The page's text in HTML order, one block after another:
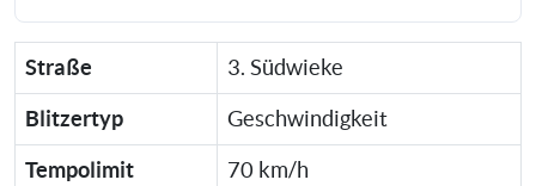
Straße 3. Südwieke
Blitzertyp Geschwindigkeit
Tempolimit 70 km/h